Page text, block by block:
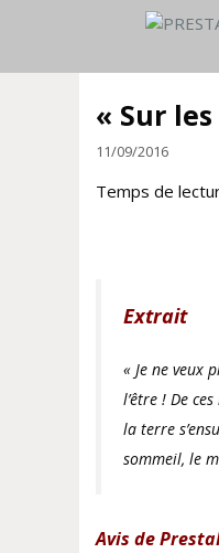
« Sur
11/09/2016
Temps de
Extrait
« Je ne veux
l’être ! De
la terre
sommeil, le
Avis de